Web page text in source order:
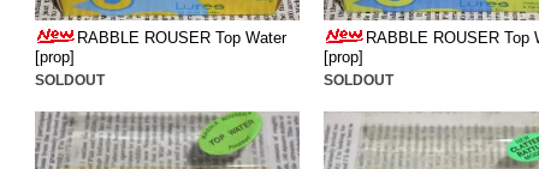
RABBLE ROUSER Top Water
[prop]
SOLDOUT
RABBLE ROUSER Top
[prop]
SOLDOUT